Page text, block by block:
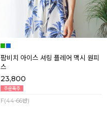
팜비치 아이스 셔링 플레어 맥시 원피
스
23,800
F(44-66반)